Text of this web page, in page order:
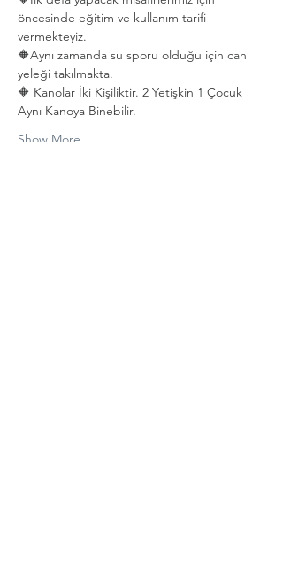
öncesinde eğitim ve kullanım tarifi
vermekteyiz.
🔶Aynı zamanda su sporu olduğu için can
yeleği takılmakta.
🔶 Kanolar İki Kişiliktir. 2 Yetişkin 1 Çocuk
Aynı Kanoya Binebilir.
Show More